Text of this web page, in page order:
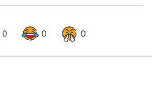
0 0 0